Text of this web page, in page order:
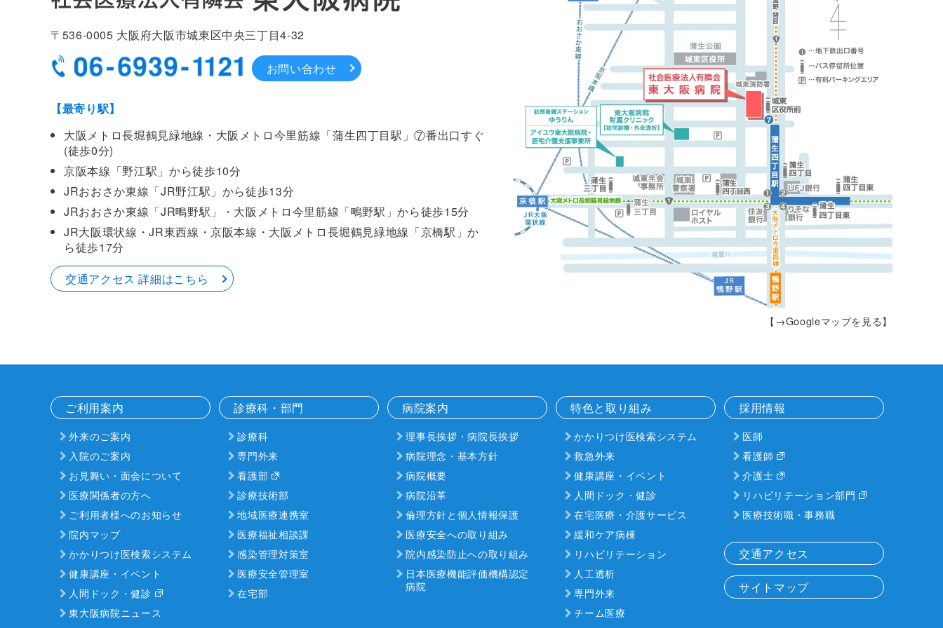
〒536-0005 大阪府大阪市城東区中央三丁目4-32
お問い合わせ
【最寄り駅】
大阪メトロ長堀鶴見緑地線・大阪メトロ今里筋線「蒲生四丁目駅」⑦番出口すぐ
(徒歩0分)
京阪本線「野江駅」から徒歩10分
JRおおさか東線「JR野江駅」から徒歩13分
JRおおさか東線「JR鴫野駅」・大阪メトロ今里筋線「鴫野駅」から徒歩15分
JR大阪環状線・JR東西線・京阪本線・大阪メトロ長堀鶴見緑地線「京橋駅」か
ら徒歩17分
交通アクセス 詳細はこちら
【→Googleマップを見る】
ご利用案内
外来のご案内
入院のご案内
お見舞い・面会について
医療関係者の方へ
ご利用者様へのお知らせ
院内マップ
かかりつけ医検索システム
健康講座・イベント
人間ドック・健診
東大阪病院ニュース
診療科・部門
診療科
専門外来
看護部
診療技術部
地域医療連携室
医療福祉相談課
感染管理対策室
医療安全管理室
在宅部
病院案内
理事長挨拶・病院長挨拶
病院理念・基本方針
病院概要
病院沿革
倫理方針と個人情報保護
医療安全への取り組み
院内感染防止への取り組み
日本医療機能評価機構認定
病院
特色と取り組み
かかりつけ医検索システム
救急外来
健康講座・イベント
人間ドック・健診
在宅医療・介護サービス
緩和ケア病棟
リハビリテーション
人工透析
専門外来
チーム医療
採用情報
医師
看護師
介護士
リハビリテーション部門
医療技術職・事務職
交通アクセス
サイトマップ